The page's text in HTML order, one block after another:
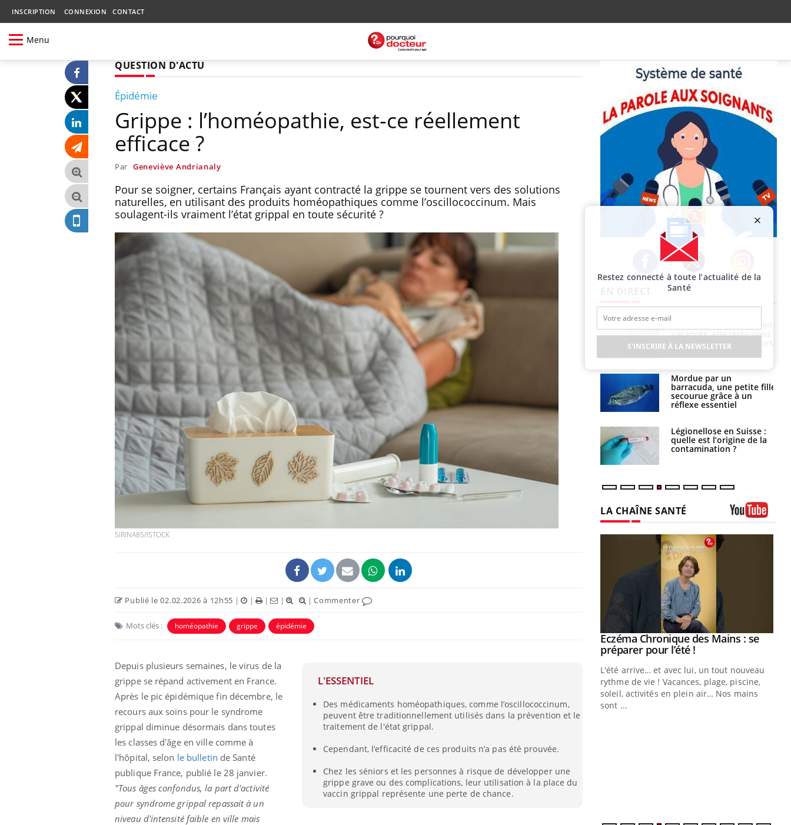
INSCRIPTION CONNEXION CONTACT
Menu
QUESTION D'ACTU
Épidémie
Grippe : l’homéopathie, est-ce réellement
efficace ?
Par Geneviève Andrianaly
Pour se soigner, certains Français ayant contracté la grippe se tournent vers des solutions
naturelles, en utilisant des produits homéopathiques comme l’oscillococcinum. Mais
soulagent-ils vraiment l’état grippal en toute sécurité ?
SIRINA85/ISTOCK
Publié le 02.02.2026 à 12h55 | | | | |Commenter
Mots clés : homéopathie grippe épidémie
L'ESSENTIEL
Des médicaments homéopathiques, comme l’oscillococcinum,
peuvent être traditionnellement utilisés dans la prévention et le
traitement de l'état grippal.
Cependant, l’efficacité de ces produits n’a pas été prouvée.
Chez les séniors et les personnes à risque de développer une
grippe grave ou des complications, leur utilisation à la place du
vaccin grippal représente une perte de chance.
Depuis plusieurs semaines, le virus de la
grippe se répand activement en France.
Après le pic épidémique fin décembre, le
recours aux soins pour le syndrome
grippal diminue désormais dans toutes
les classes d'âge en ville comme à
l'hôpital, selon le bulletin de Santé
publique France, publié le 28 janvier.
"Tous âges confondus, la part d'activité
pour syndrome grippal repassait à un
niveau d'intensité faible en ville mais
Facebook Twitter Instagram
Cytomégalovirus : ce qui
change dans la prise en
charge des femmes
enceintes
La sieste empêche-t-elle
de dormir la nuit ?
VIH : la fin du comprimé
tous les jours se profile-t-
elle enfin ?
Pourquoi votre ventre
gâche-t-il les premiers
jours de vos vacances ?
Fortes chaleurs :
pourquoi le risque de
noyade grimpe-t-il ?
Le Viagra pourrait-il
freiner la propagation du
cancer ?
vacances, elle reste dans
le coma pendant 42 jours
Mordue par un
barracuda, une petite fille
secourue grâce à un
réflexe essentiel
Légionellose en Suisse :
quelle est l’origine de la
contamination ?
LA CHAÎNE SANTÉ
Eczéma Chronique des Mains :
Il y a des sujets qui sont faciles à aborder...
d'autres non ! D'un côté, poser des
questions sur la maladie d'un proche c'est
Carence en fer : comprendre pour
Fatigue, irritabilité, brouillard mental ou
même alopécie… Les symptômes de la
carence en fer sont multiples ce qui la rend
Youtube
Eczéma Chronique des Mains : se
préparer pour l’été !Youtube
L'été arrive… et avec lui, un tout nouveau
rythme de vie ! Vacances, plage, piscine,
soleil, activités en plein air… Nos mains
sont ...
Restez connecté à toute l’actualité de la
Santé
S'INSCRIRE À LA NEWSLETTER